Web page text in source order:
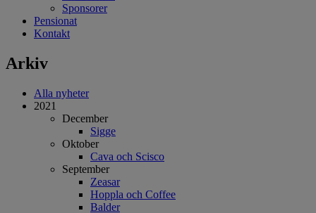
Sponsorer
Pensionat
Kontakt
Arkiv
Alla nyheter
2021
December
Sigge
Oktober
Cava och Scisco
September
Zeasar
Hoppla och Coffee
Balder